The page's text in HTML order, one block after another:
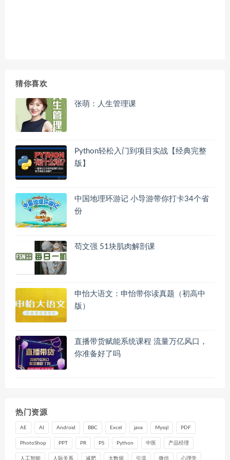
猜你喜欢
张萌：人生管理课
Python轻松入门到项目实战【经典完整
版】
中国地理环游记 小导游带你打卡34个省
份
苟文强 51块肌肉解剖课
申怡大语文：申怡带你读真题（初高中
版）
直播带货赋能系统课程 流量万亿风口，
你准备好了吗
热门资源
AE AI Android BBC Excel java Mysql PDF
PhotoShop PPT PR PS Python 中医 产品经理
人工智能 人际关系 减肥 大数据 引流 微信 心理学